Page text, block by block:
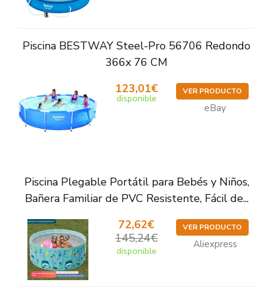
Piscina BESTWAY Steel-Pro 56706 Redondo
366x 76 CM
123,01€
disponible
VER PRODUCTO
eBay
Piscina Plegable Portátil para Bebés y Niños,
Bañera Familiar de PVC Resistente, Fácil de...
72,62€
145,24€
disponible
VER PRODUCTO
Aliexpress